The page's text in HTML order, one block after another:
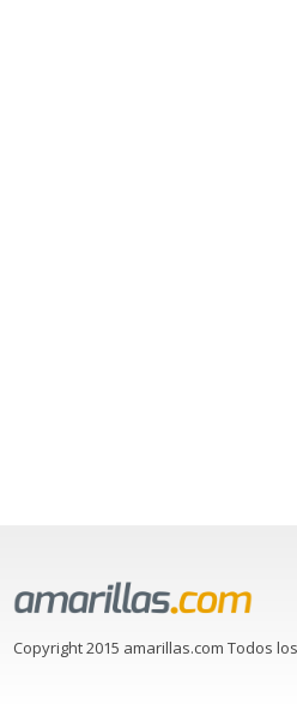
Copyright 2015 amarillas.com Todos